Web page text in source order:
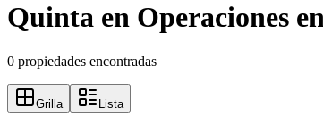
Quinta en Operaciones
0 propiedades encontradas
Grilla Lista